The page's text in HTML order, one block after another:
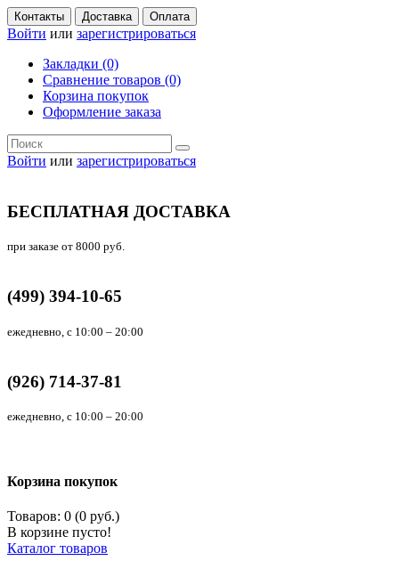
Контакты Доставка Оплата
Войти или зарегистрироваться
Закладки (0)
Сравнение товаров (0)
Корзина покупок
Оформление заказа
Войти или зарегистрироваться
БЕСПЛАТНАЯ ДОСТАВКА
при заказе от 8000 руб.
(499) 394-10-65
ежедневно, с 10:00 – 20:00
(926) 714-37-81
ежедневно, с 10:00 – 20:00
Корзина покупок
Товаров: 0 (0 руб.)
В корзине пусто!
Каталог товаров